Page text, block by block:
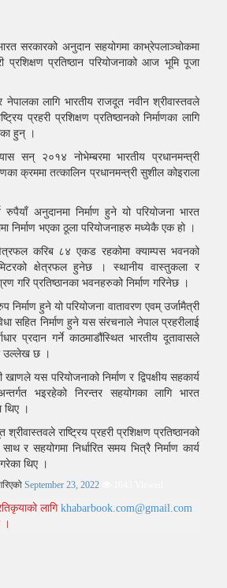
सरकारको अनुदान सहयोगमा काभ्रेपलाञ्चोकमा
प्रशिक्षण प्रतिष्ठान परियोजनाको आज भूमि पूजा
लागि भारतीय राजदूत नवीन श्रीवास्तवले
प्रहरी प्रशिक्षण प्रतिष्ठानको निर्माणका लागि
हुन् ।
सन् २०१४ नोभेम्बरमा भारतीय प्रधानमन्त्री
क्रममा तत्कालिन प्रधानमन्त्री सुशील कोइराला
अनुदानमा निर्माण हुने यो परियोजना भारत
निर्माण भएका ठूला परियोजनाहरु मध्येकै एक हो ।
करिब ८४ एकड रहकोमा क्याम्पस भवनको
क्षेत्रफल हुनेछ । स्थानीय वास्तुकला र
गरि प्रतिष्ठानका भवनहरुको निर्माण गरिनेछ ।
निर्माण हुने यो परियोजना वातावरण एवम् उर्जामैत्री
सहित निर्माण हुने यस संरचनाले नेपाल प्रहरीलाई
प्रदान गर्ने काठमाडौंस्थित भारतीय दूतावासले
उल्लेख छ ।
खाणले यस परियोजनाको निर्माण र द्विपक्षीय सहकार्य
भइरहेको निरन्तर सहयोगका लागि भारत
थिए ।
श्रीवास्तवले राष्ट्रिय प्रहरी प्रशिक्षण प्रतिष्ठानको
र सहयोगमा निर्धारित समय भित्रै निर्माण कार्य
थिए ।
September 23, 2022
लागि khabarbook.com@gmail.com
।